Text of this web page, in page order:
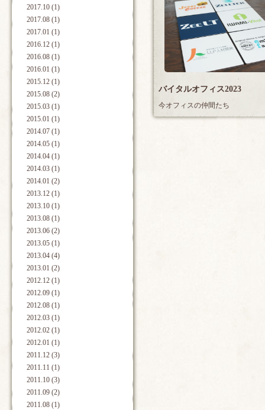
2017.10 (1)
2017.08 (1)
2017.01 (1)
2016.12 (1)
2016.08 (1)
2016.01 (1)
2015.12 (1)
2015.08 (2)
2015.03 (1)
2015.01 (1)
2014.07 (1)
2014.05 (1)
2014.04 (1)
2014.03 (1)
2014.01 (2)
2013.12 (1)
2013.10 (1)
2013.08 (1)
2013.06 (2)
2013.05 (1)
2013.04 (4)
2013.01 (2)
2012.12 (1)
2012.09 (1)
2012.08 (1)
2012.03 (1)
2012.02 (1)
2012.01 (1)
2011.12 (3)
2011.11 (1)
2011.10 (3)
2011.09 (2)
2011.08 (1)
バイタルオフィス2023
今オフィスの仲間たち